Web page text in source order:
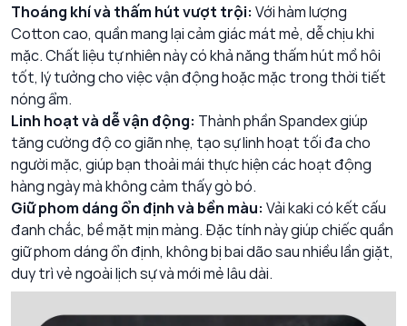
Thoáng khí và thấm hút vượt trội: Với hàm lượng
Cotton cao, quần mang lại cảm giác mát mẻ, dễ chịu khi
mặc. Chất liệu tự nhiên này có khả năng thấm hút mồ hôi
tốt, lý tưởng cho việc vận động hoặc mặc trong thời tiết
nóng ẩm.
Linh hoạt và dễ vận động: Thành phần Spandex giúp
tăng cường độ co giãn nhẹ, tạo sự linh hoạt tối đa cho
người mặc, giúp bạn thoải mái thực hiện các hoạt động
hàng ngày mà không cảm thấy gò bó.
Giữ phom dáng ổn định và bền màu: Vải kaki có kết cấu
đanh chắc, bề mặt mịn màng. Đặc tính này giúp chiếc quần
giữ phom dáng ổn định, không bị bai dão sau nhiều lần giặt,
duy trì vẻ ngoài lịch sự và mới mẻ lâu dài.